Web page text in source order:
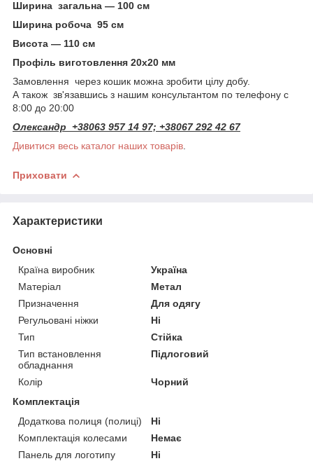
Ширина загальна — 100 см
Ширина робоча 95 см
Висота — 110 см
Профіль виготовлення 20х20 мм
Замовлення через кошик можна зробити цілу добу.
А також зв'язавшись з нашим консультантом по телефону с
8:00 до 20:00
Олександр +38063 957 14 97; +38067 292 42 67
Дивитися весь каталог наших товарів
Приховати
Характеристики
Основні
Країна виробник
Україна
Матеріал
Метал
Призначення
Для одягу
Регульовані ніжки
Ні
Тип
Стійка
Тип встановлення
обладнання
Підлоговий
Колір
Чорний
Комплектація
Додаткова полиця (полиці)
Ні
Комплектація колесами
Немає
Панель для логотипу
Ні